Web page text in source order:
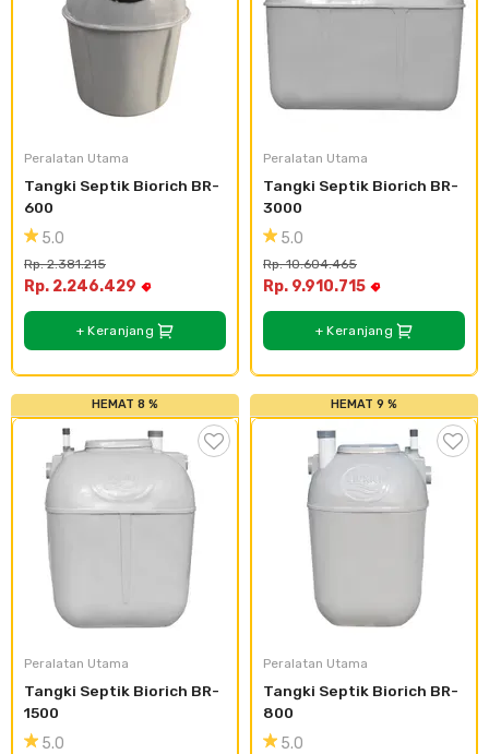
Plafon & Partisi
Sanitari & Aksesorisnya
Peralatan & Perkakas
Aksesoris Perabot
Scaffolding
Konstruksi
Atap & Lantai
Cat dan Kimia
Saniter
Material Alam
Besi Profil & Plat
Besi Profil & Baja
Semen & Sejenisnya
Sistem Elektrikal
Pompa dan Pipa
Peralatan Utama
Tangki Septik Biorich BR-
600
5.0
Rp. 2.381.215
Rp. 2.246.429
+ Keranjang
Peralatan Utama
Tangki Septik Biorich BR-
3000
5.0
Rp. 10.604.465
Rp. 9.910.715
+ Keranjang
HEMAT 8 %
Peralatan Utama
Tangki Septik Biorich BR-
1500
5.0
HEMAT 9 %
Peralatan Utama
Tangki Septik Biorich BR-
800
5.0